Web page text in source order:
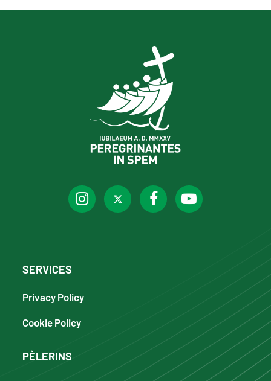
SERVICES
Privacy Policy
Cookie Policy
PÈLERINS